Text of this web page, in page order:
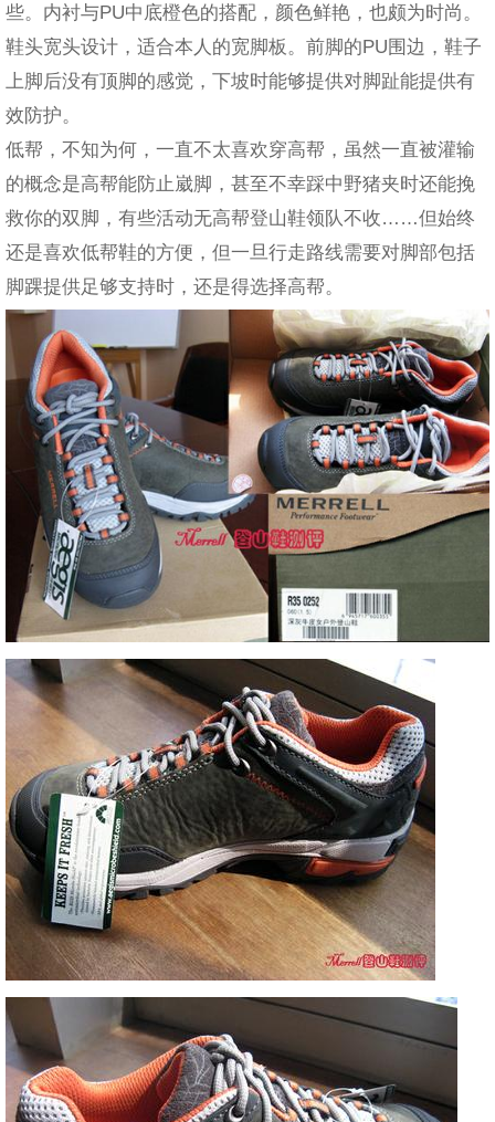
些。内衬与PU中底橙色的搭配，颜色鲜艳，也颇为时尚。
鞋头宽头设计，适合本人的宽脚板。前脚的PU围边，鞋子
上脚后没有顶脚的感觉，下坡时能够提供对脚趾能提供有
效防护。
低帮，不知为何，一直不太喜欢穿高帮，虽然一直被灌输
的概念是高帮能防止崴脚，甚至不幸踩中野猪夹时还能挽
救你的双脚，有些活动无高帮登山鞋领队不收……但始终
还是喜欢低帮鞋的方便，但一旦行走路线需要对脚部包括
脚踝提供足够支持时，还是得选择高帮。